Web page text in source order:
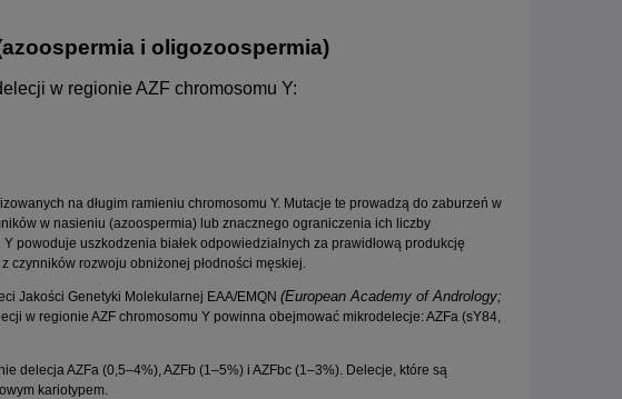
i oligozoospermia)
w regionie AZF chromosomu Y:
na długim ramieniu chromosomu Y. Mutacje te prowadzą do zaburzeń w
w nasieniu (azoospermia) lub znacznego ograniczenia ich liczby
powoduje uszkodzenia białek odpowiedzialnych za prawidłową produkcję
czynników rozwoju obniżonej płodności męskiej.
Jakości Genetyki Molekularnej EAA/EMQN (European Academy of Andrology;
w regionie AZF chromosomu Y powinna obejmować mikrodelecje: AZFa (sY84,
delecja AZFa (0,5–4%), AZFb (1–5%) i AZFbc (1–3%). Delecje, które są
kariotypem.